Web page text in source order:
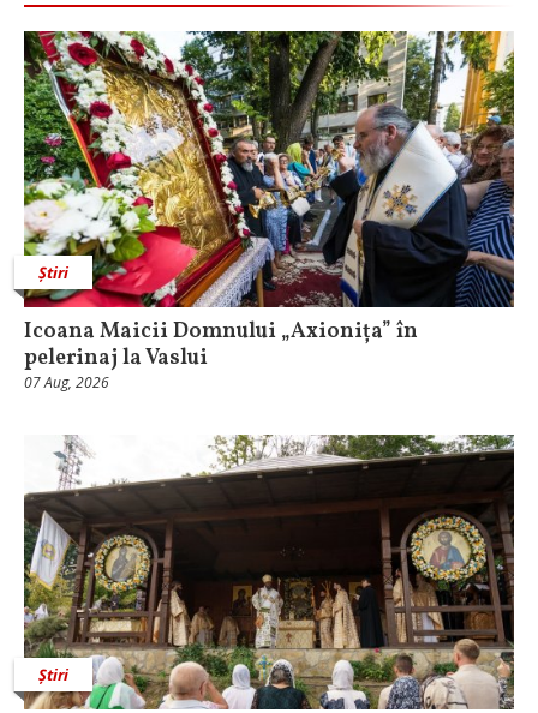
Știri
Icoana Maicii Domnului „Axionița” în
pelerinaj la Vaslui
07 Aug, 2026
Știri